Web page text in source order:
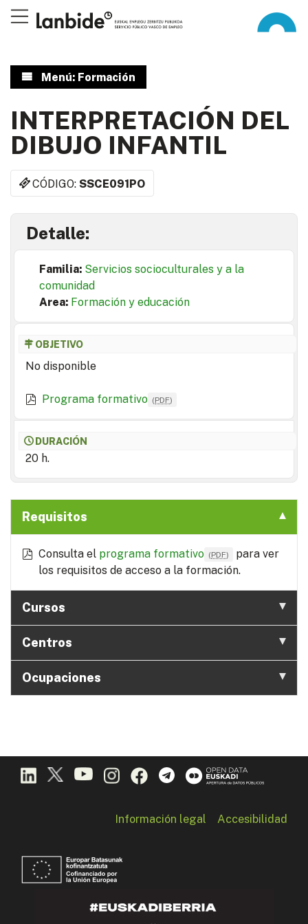
Menú: Formación
INTERPRETACIÓN DEL
DIBUJO INFANTIL
CÓDIGO:SSCE091PO
Detalle:
Familia: Servicios socioculturales y a la
comunidad
Area: Formación y educación
OBJETIVO
No disponible
Programa formativo (PDF)
DURACIÓN
20 h.
Requisitos
Consulta el programa formativo (PDF)
para ver
los requisitos de acceso a la formación.
Cursos
Centros
Ocupaciones
Información legal Accesibilidad